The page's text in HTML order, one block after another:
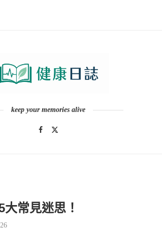
keep your memories alive
常見迷思！